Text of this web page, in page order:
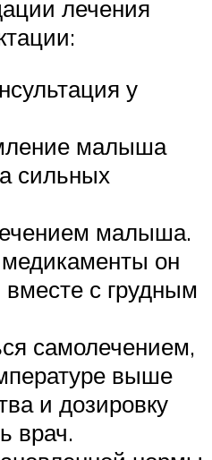
лечения
у
малыша
сильных
малыша.
он
с грудным
самолечением,
выше
и дозировку
врач.